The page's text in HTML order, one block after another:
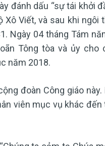
đánh dấu “sự tái khởi
Viết, và sau khi ngôi
Ngày 04 tháng Tám
Tông tòa và ủy cho
năm 2018.
đoàn Công giáo này.
viên mục vụ khác